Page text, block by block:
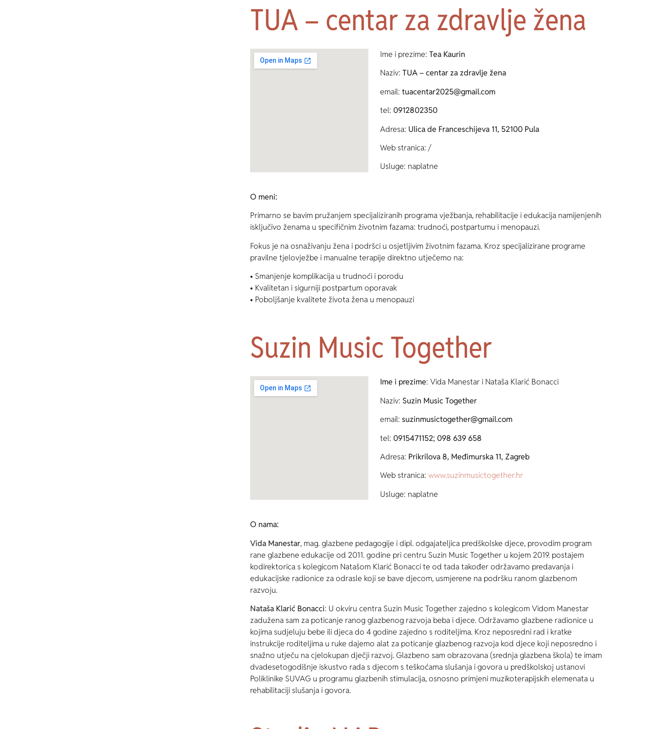
TUA – centar za zdravlje žena
Ime i prezime: Tea Kaurin
Naziv: TUA – centar za zdravlje žena
email: tuacentar2025@gmail.com
tel: 0912802350
Adresa: Ulica de Franceschijeva 11, 52100 Pula
Web stranica: /
Usluge: naplatne
O meni:
Primarno se bavim pružanjem specijaliziranih programa vježbanja, rehabilitacije i edukacija namijenjenih
isključivo ženama u specifičnim životnim fazama: trudnoći, postpartumu i menopauzi.
Fokus je na osnaživanju žena i podršci u osjetljivim životnim fazama. Kroz specijalizirane programe
pravilne tjelovježbe i manualne terapije direktno utječemo na:
• Smanjenje komplikacija u trudnoći i porodu
• Kvalitetan i sigurniji postpartum oporavak
• Poboljšanje kvalitete života žena u menopauzi
Suzin Music Together
Ime i prezime: Vida Manestar i Nataša Klarić Bonacci
Naziv: Suzin Music Together
email: suzinmusictogether@gmail.com
tel: 0915471152; 098 639 658
Adresa: Prikrilova 8, Međimurska 11, Zagreb
Web stranica: www.suzinmusictogether.hr
Usluge: naplatne
O nama:
Vida Manestar, mag. glazbene pedagogije i dipl. odgajateljica predškolske djece, provodim program
rane glazbene edukacije od 2011. godine pri centru Suzin Music Together u kojem 2019. postajem
kodirektorica s kolegicom Natašom Klarić Bonacci te od tada također održavamo predavanja i
edukacijske radionice za odrasle koji se bave djecom, usmjerene na podršku ranom glazbenom
razvoju.
Nataša Klarić Bonacci: U okviru centra Suzin Music Together zajedno s kolegicom Vidom Manestar
zadužena sam za poticanje ranog glazbenog razvoja beba i djece. Održavamo glazbene radionice u
kojima sudjeluju bebe ili djeca do 4 godine zajedno s roditeljima. Kroz neposredni rad i kratke
instrukcije roditeljima u ruke dajemo alat za poticanje glazbenog razvoja kod djece koji neposredno i
snažno utječu na cjelokupan dječji razvoj. Glazbeno sam obrazovana (srednja glazbena škola) te imam
dvadesetogodišnje iskustvo rada s djecom s teškoćama slušanja i govora u predškolskoj ustanovi
Poliklinike SUVAG u programu glazbenih stimulacija, osnosno primjeni muzikoterapijskih elemenata u
rehabilitaciji slušanja i govora.